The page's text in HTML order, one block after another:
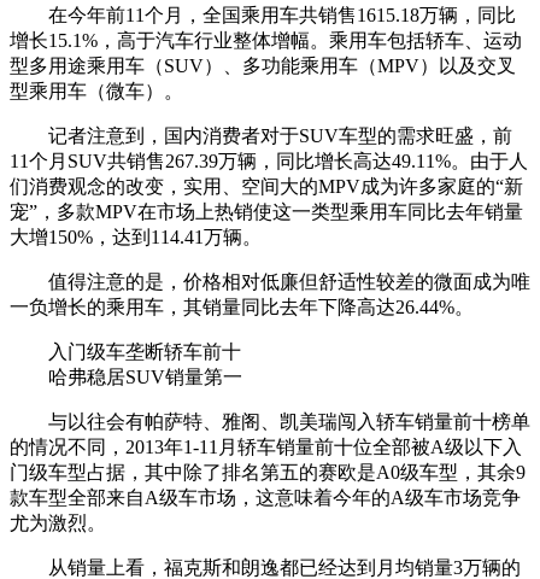
在今年前11个月，全国乘用车共销售1615.18万辆，同比
增长15.1%，高于汽车行业整体增幅。乘用车包括轿车、运动
型多用途乘用车（SUV）、多功能乘用车（MPV）以及交叉
型乘用车（微车）。
记者注意到，国内消费者对于SUV车型的需求旺盛，前
11个月SUV共销售267.39万辆，同比增长高达49.11%。由于人
们消费观念的改变，实用、空间大的MPV成为许多家庭的“新
宠”，多款MPV在市场上热销使这一类型乘用车同比去年销量
大增150%，达到114.41万辆。
值得注意的是，价格相对低廉但舒适性较差的微面成为唯
一负增长的乘用车，其销量同比去年下降高达26.44%。
入门级车垄断轿车前十
哈弗稳居SUV销量第一
与以往会有帕萨特、雅阁、凯美瑞闯入轿车销量前十榜单
的情况不同，2013年1-11月轿车销量前十位全部被A级以下入
门级车型占据，其中除了排名第五的赛欧是A0级车型，其余9
款车型全部来自A级车市场，这意味着今年的A级车市场竞争
尤为激烈。
从销量上看，福克斯和朗逸都已经达到月均销量3万辆的